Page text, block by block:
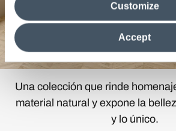
information in their possession. By
clicking on "Reject", it will be possible
the site after installing only technical
information see the
Cookie Policy
Accept
Customize
Una colección que rinde
material natural y expone la
y lo único.